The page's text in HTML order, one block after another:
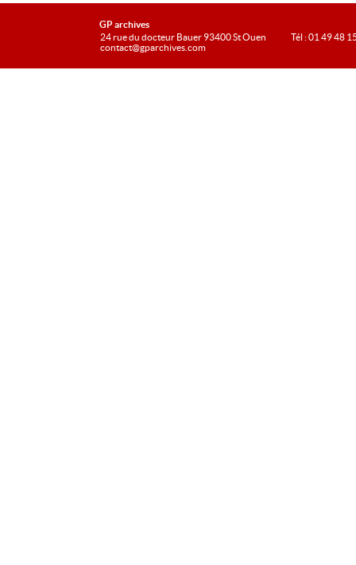
GP archives
24 rue du docteur Bauer 93400 St Ouen
contact@gparchives.com
Tél : 01 49 48